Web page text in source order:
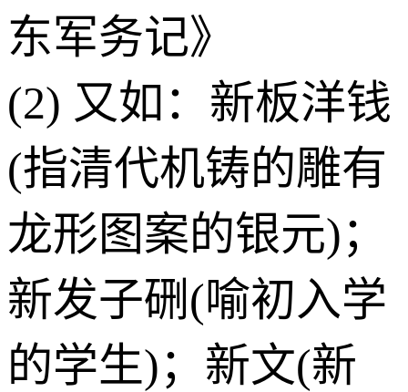
东军务记》
(2) 又如：新板洋钱
(指清代机铸的雕有
龙形图案的银元)；
新发子硎(喻初入学
的学生)；新文(新